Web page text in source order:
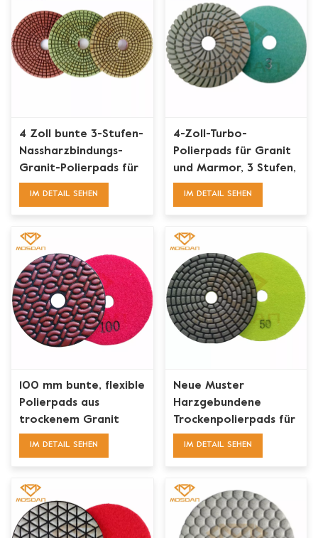
4 Zoll bunte 3-Stufen-
Nassharzbindungs-
Granit-Polierpads für
Handschleifer
IM DETAIL SEHEN
4-Zoll-Turbo-
Polierpads für Granit
und Marmor, 3 Stufen,
Nassanwendung,
IM DETAIL SEHEN
100 mm bunte, flexible
Polierpads aus
trockenem Granit
IM DETAIL SEHEN
Neue Muster
Harzgebundene
Trockenpolierpads für
Marmor Granit
IM DETAIL SEHEN